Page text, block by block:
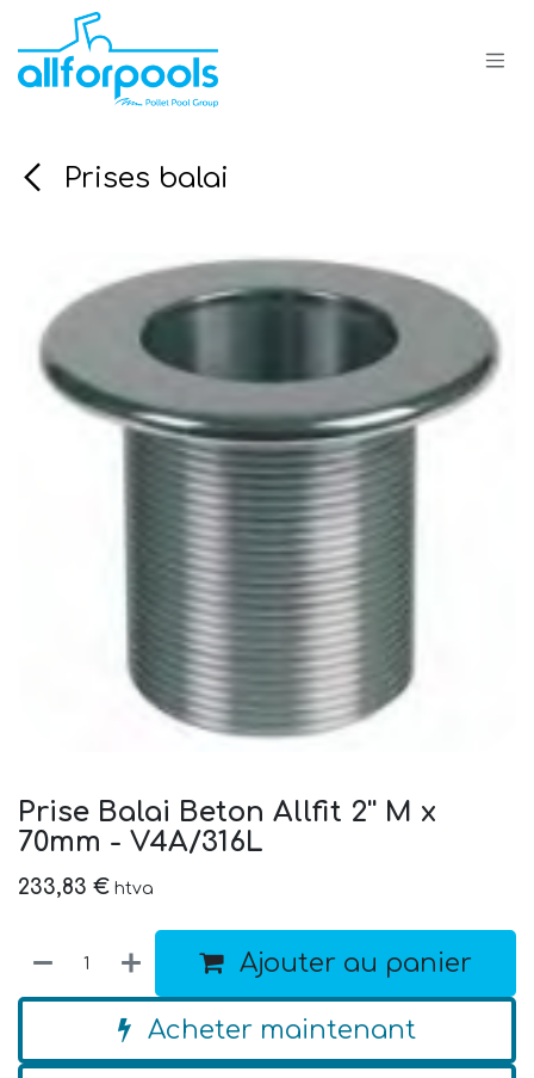
Se rendre au contenu
Prises balai
Prise Balai Beton Allfit 2'' M x
70mm - V4A/316L
233,83 € htva
Ajouter au panier
Acheter maintenant